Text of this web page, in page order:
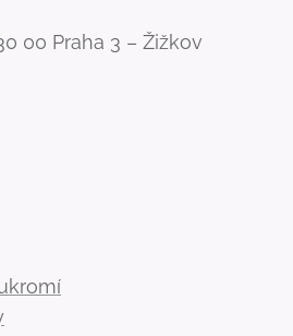
00 Praha 3 – Žižkov